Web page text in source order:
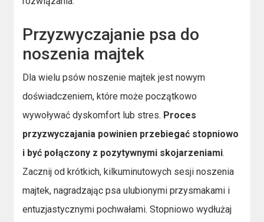
Przyzwyczajanie psa do
noszenia majtek
Dla wielu psów noszenie majtek jest nowym
doświadczeniem, które może początkowo
wywoływać dyskomfort lub stres. Proces
przyzwyczajania powinien przebiegać stopniowo
i być połączony z pozytywnymi skojarzeniami.
Zacznij od krótkich, kilkuminutowych sesji noszenia
majtek, nagradzając psa ulubionymi przysmakami i
entuzjastycznymi pochwałami. Stopniowo wydłużaj